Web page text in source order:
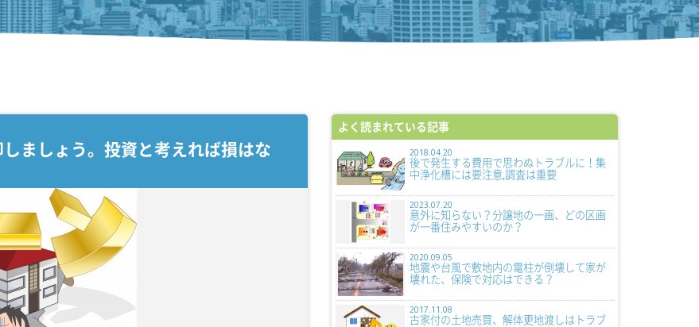
ましょう。投資と考えれば損はな
よく読まれている記事
2018.04.20
後で発生する費用で思わぬトラブルに！集
中浄化槽には要注意,調査は重要
2023.07.20
意外に知らない？分譲地の一画、どの区画
が一番住みやすいのか？
2020.09.05
地震や台風で敷地内の電柱が倒壊して家が
壊れた、保険で対応はできる？
2017.11.08
古家付の土地売買、解体更地渡しはトラブ